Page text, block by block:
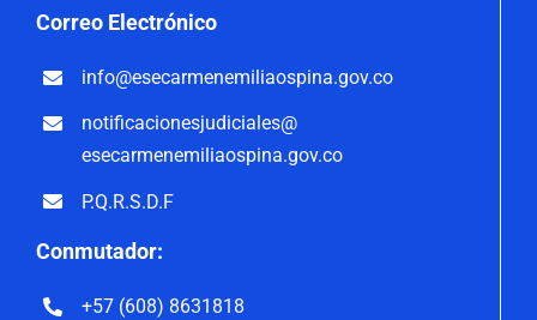
Correo Electrónico
info@esecarmenemiliaospina.gov.co
notificacionesjudiciales@
esecarmenemiliaospina.gov.co
P.Q.R.S.D.F
Conmutador:
+57 (608) 8631818